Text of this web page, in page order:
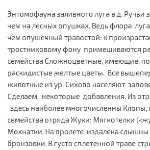
Энтомофауна заливного луга в д. Ручьи
чем на лесных опушках. Ведь флора
чем опушечный травостой: к
тростниковому фону примешиваются
семейства Сложноцветные, имеющие,
раскидистые желтые цветы. Все
животные из ур. Сихово населяют
Сделаем некоторые добавления. Из
здесь наиболее многочисленны Клопы,
семейства отряда Жуки: Мягкотелки
Мохнатки. На пролете издалека
бронзовки. В густо сплетенной траве